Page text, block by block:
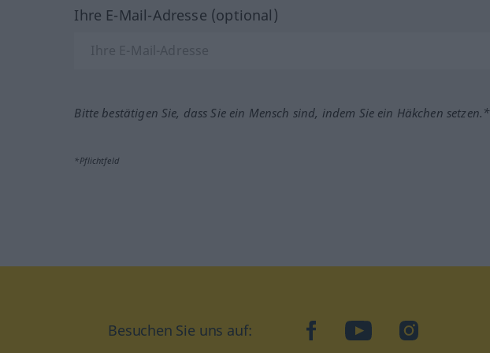
Ihre E-Mail-Adresse (optional)
Bitte bestätigen Sie, dass Sie ein Mensch sind, indem Sie ein Häkchen setzen.*
*Pflichtfeld
Besuchen Sie uns auf: facebookYouTubeInstagram